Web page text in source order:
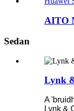
AITO
Sedan
Lynk
A
Lynk &